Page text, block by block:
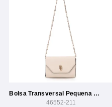
Bolsa Transversal Pequena Com Alca Corrente
46552-211